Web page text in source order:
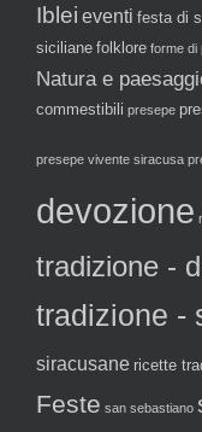
Iblei eventi festa di
siciliane folklore forme di
Natura e
commestibili presepe
presepe vivente siracusa
devozione
tradizione -
tradizione -
siracusane ricette
Feste san sebastiano